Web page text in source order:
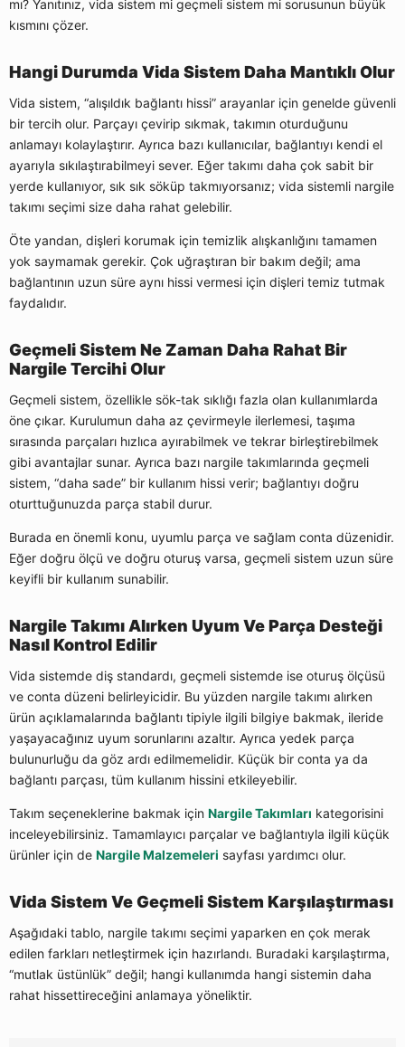
mı? Yanıtınız, vida sistem mi geçmeli sistem mi sorusunun büyük
kısmını çözer.
Hangi Durumda Vida Sistem Daha Mantıklı Olur
Vida sistem, “alışıldık bağlantı hissi” arayanlar için genelde güvenli
bir tercih olur. Parçayı çevirip sıkmak, takımın oturduğunu
anlamayı kolaylaştırır. Ayrıca bazı kullanıcılar, bağlantıyı kendi el
ayarıyla sıkılaştırabilmeyi sever. Eğer takımı daha çok sabit bir
yerde kullanıyor, sık sık söküp takmıyorsanız; vida sistemli nargile
takımı seçimi size daha rahat gelebilir.
Öte yandan, dişleri korumak için temizlik alışkanlığını tamamen
yok saymamak gerekir. Çok uğraştıran bir bakım değil; ama
bağlantının uzun süre aynı hissi vermesi için dişleri temiz tutmak
faydalıdır.
Geçmeli Sistem Ne Zaman Daha Rahat Bir
Nargile Tercihi Olur
Geçmeli sistem, özellikle sök-tak sıklığı fazla olan kullanımlarda
öne çıkar. Kurulumun daha az çevirmeyle ilerlemesi, taşıma
sırasında parçaları hızlıca ayırabilmek ve tekrar birleştirebilmek
gibi avantajlar sunar. Ayrıca bazı nargile takımlarında geçmeli
sistem, “daha sade” bir kullanım hissi verir; bağlantıyı doğru
oturttuğunuzda parça stabil durur.
Burada en önemli konu, uyumlu parça ve sağlam conta düzenidir.
Eğer doğru ölçü ve doğru oturuş varsa, geçmeli sistem uzun süre
keyifli bir kullanım sunabilir.
Nargile Takımı Alırken Uyum Ve Parça Desteği
Nasıl Kontrol Edilir
Vida sistemde diş standardı, geçmeli sistemde ise oturuş ölçüsü
ve conta düzeni belirleyicidir. Bu yüzden nargile takımı alırken
ürün açıklamalarında bağlantı tipiyle ilgili bilgiye bakmak, ileride
yaşayacağınız uyum sorunlarını azaltır. Ayrıca yedek parça
bulunurluğu da göz ardı edilmemelidir. Küçük bir conta ya da
bağlantı parçası, tüm kullanım hissini etkileyebilir.
Takım seçeneklerine bakmak için Nargile Takımları kategorisini
inceleyebilirsiniz. Tamamlayıcı parçalar ve bağlantıyla ilgili küçük
ürünler için de Nargile Malzemeleri sayfası yardımcı olur.
Vida Sistem Ve Geçmeli Sistem Karşılaştırması
Aşağıdaki tablo, nargile takımı seçimi yaparken en çok merak
edilen farkları netleştirmek için hazırlandı. Buradaki karşılaştırma,
“mutlak üstünlük” değil; hangi kullanımda hangi sistemin daha
rahat hissettireceğini anlamaya yöneliktir.